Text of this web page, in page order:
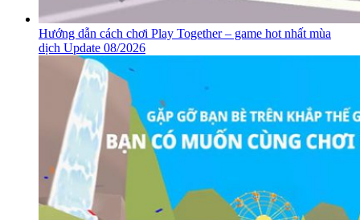
Hướng dẫn cách chơi Play Together – game hot nhất mùa
dịch Update 08/2026